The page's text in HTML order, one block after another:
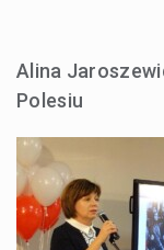
Alina
Polesiu